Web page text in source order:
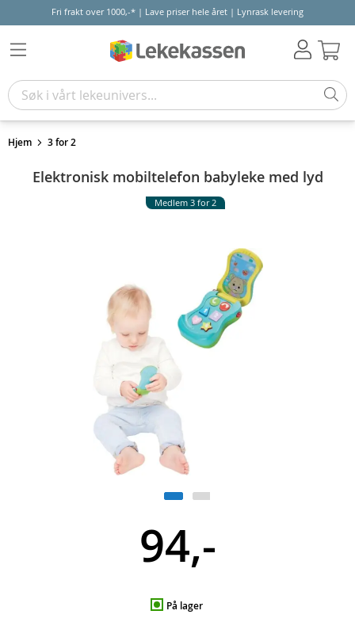
Fri frakt over 1000,-* | Lave priser hele året | Lynrask levering
Hjem 3 for 2
Elektronisk mobiltelefon babyleke med lyd
Medlem 3 for 2
94,-
På lager